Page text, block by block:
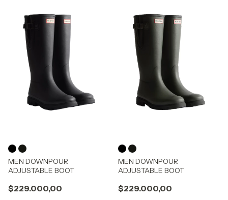
MEN DOWNPOUR
ADJUSTABLE BOOT
$229.000,00
MEN DOWNPOUR
ADJUSTABLE BOOT
$229.000,00